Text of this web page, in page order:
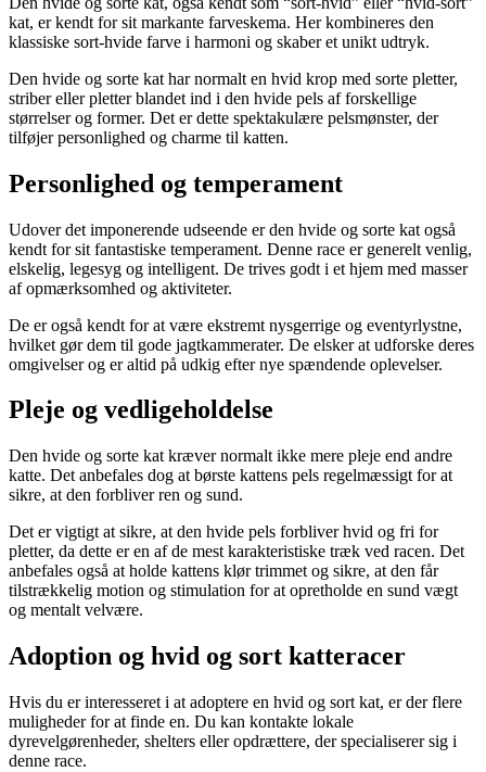
kat, er kendt for sit markante farveskema. Her kombineres den
klassiske sort-hvide farve i harmoni og skaber et unikt udtryk.
Den hvide og sorte kat har normalt en hvid krop med sorte pletter,
striber eller pletter blandet ind i den hvide pels af forskellige
størrelser og former. Det er dette spektakulære pelsmønster, der
tilføjer personlighed og charme til katten.
Personlighed og temperament
Udover det imponerende udseende er den hvide og sorte kat også
kendt for sit fantastiske temperament. Denne race er generelt venlig,
elskelig, legesyg og intelligent. De trives godt i et hjem med masser
af opmærksomhed og aktiviteter.
De er også kendt for at være ekstremt nysgerrige og eventyrlystne,
hvilket gør dem til gode jagtkammerater. De elsker at udforske deres
omgivelser og er altid på udkig efter nye spændende oplevelser.
Pleje og vedligeholdelse
Den hvide og sorte kat kræver normalt ikke mere pleje end andre
katte. Det anbefales dog at børste kattens pels regelmæssigt for at
sikre, at den forbliver ren og sund.
Det er vigtigt at sikre, at den hvide pels forbliver hvid og fri for
pletter, da dette er en af ​​de mest karakteristiske træk ved racen. Det
anbefales også at holde kattens klør trimmet og sikre, at den får
tilstrækkelig motion og stimulation for at opretholde en sund vægt
og mentalt velvære.
Adoption og hvid og sort katteracer
Hvis du er interesseret i at adoptere en hvid og sort kat, er der flere
muligheder for at finde en. Du kan kontakte lokale
dyrevelgørenheder, shelters eller opdrættere, der specialiserer sig i
denne race.